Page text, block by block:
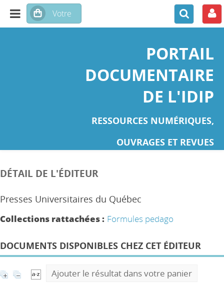
PORTAIL
DOCUMENTAIRE
DE L'IDIP
RESSOURCES NUMÉRIQUES,
OUVRAGES ET REVUES
DÉTAIL DE L'ÉDITEUR
Presses Universitaires du Québec
Collections rattachées : Formules pedago
DOCUMENTS DISPONIBLES CHEZ CET ÉDITEUR
Ajouter le résultat dans votre panier